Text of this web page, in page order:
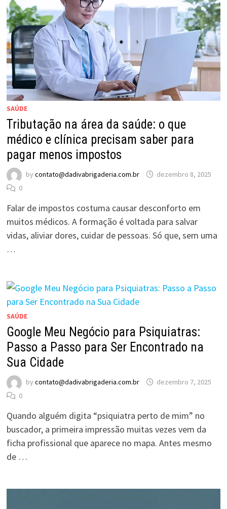
SAÚDE
Tributação na área da saúde: o que
médico e clínica precisam saber para
pagar menos impostos
by contato@dadivabrigaderia.com.br
dezembro 8, 2025
0
Falar de impostos costuma causar desconforto em
muitos médicos. A formação é voltada para salvar
vidas, aliviar dores, cuidar de pessoas. Só que, sem uma
…
SAÚDE
Google Meu Negócio para Psiquiatras:
Passo a Passo para Ser Encontrado na
Sua Cidade
by contato@dadivabrigaderia.com.br
dezembro 7, 2025
0
Quando alguém digita “psiquiatra perto de mim” no
buscador, a primeira impressão muitas vezes vem da
ficha profissional que aparece no mapa. Antes mesmo
de …